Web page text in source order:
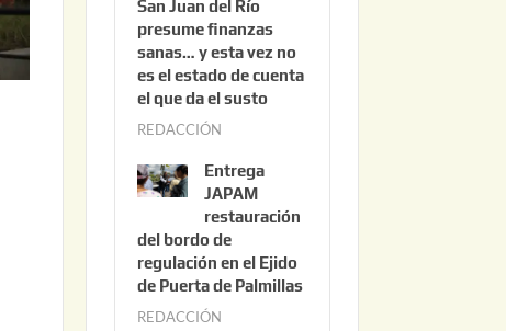
San Juan del Río
presume finanzas
sanas… y esta vez no
es el estado de cuenta
el que da el susto
REDACCIÓN
o
s
t
o
3
Entrega
JAPAM
restauración
del bordo de
regulación en el Ejido
de Puerta de Palmillas
REDACCIÓN